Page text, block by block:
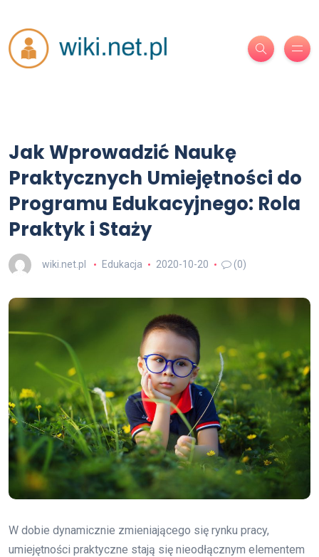
Jak Wprowadzić Naukę
Praktycznych Umiejętności do
Programu Edukacyjnego: Rola
Praktyk i Staży
wiki.net.pl Edukacja 2020-10-20 (0)
W dobie dynamicznie zmieniającego się rynku pracy,
umiejętności praktyczne stają się nieodłącznym elementem